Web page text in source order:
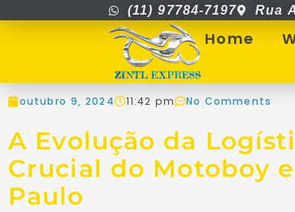
(11) 97784-7197 Rua
Home
outubro 9, 2024 11:42 pm No Comments
A Evolução da
Crucial do Motoboy
Paulo